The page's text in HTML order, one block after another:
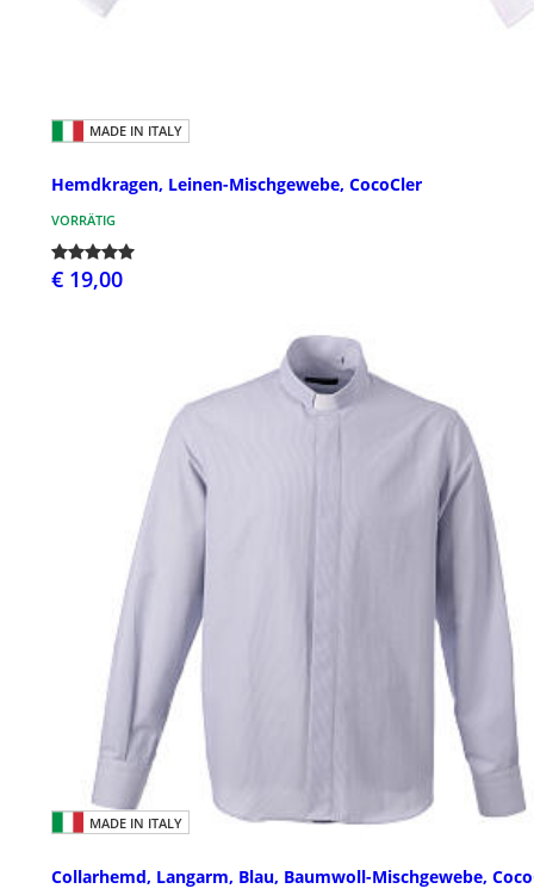
MADE IN ITALY
Hemdkragen, Leinen-Mischgewebe, CocoCler
VORRÄTIG
€ 19,00
MADE IN ITALY
Collarhemd, Langarm, Blau, Baumwoll-Mischgewebe,